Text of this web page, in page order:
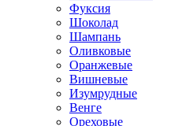
Фуксия
Шоколад
Шампань
Оливковые
Оранжевые
Вишневые
Изумрудные
Венге
Ореховые